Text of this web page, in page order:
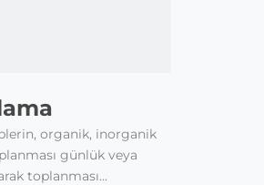
organik, inorganik
günlük veya
toplanması...